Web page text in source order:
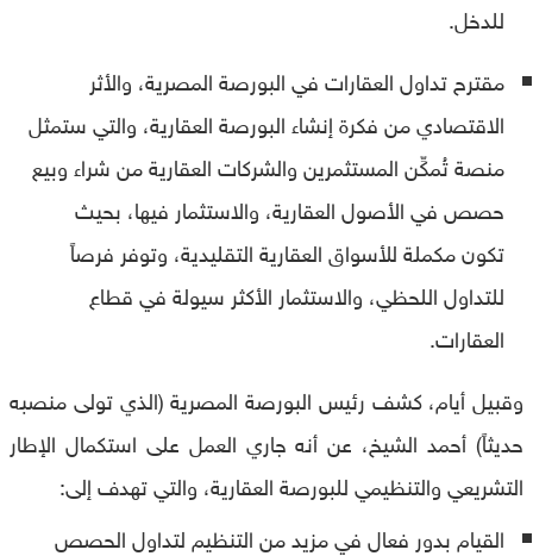
للدخل.
مقترح تداول العقارات في البورصة المصرية، والأثر
الاقتصادي من فكرة إنشاء البورصة العقارية، والتي ستمثل
منصة تُمكِّن المستثمرين والشركات العقارية من شراء وبيع
حصص في الأصول العقارية، والاستثمار فيها، بحيث
تكون مكملة للأسواق العقارية التقليدية، وتوفر فرصاً
للتداول اللحظي، والاستثمار الأكثر سيولة في قطاع
العقارات.
وقبيل أيام، كشف رئيس البورصة المصرية (الذي تولى منصبه
حديثاً) أحمد الشيخ، عن أنه جاري العمل على استكمال الإطار
التشريعي والتنظيمي للبورصة العقارية، والتي تهدف إلى:
القيام بدور فعال في مزيد من التنظيم لتداول الحصص